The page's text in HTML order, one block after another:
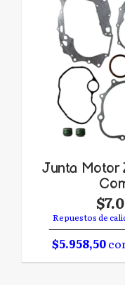
Junta Motor
Repuestos de
$5.958,50